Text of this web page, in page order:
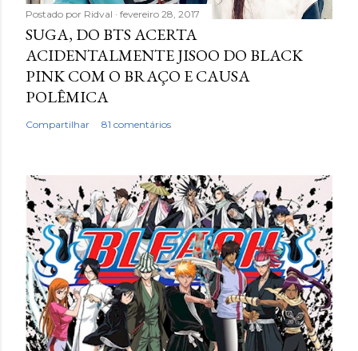
Postado por Ridval fevereiro 28, 2017
SUGA, DO BTS ACERTA
ACIDENTALMENTE JISOO DO BLACK
PINK COM O BRAÇO E CAUSA
POLÊMICA
Compartilhar 81 comentários